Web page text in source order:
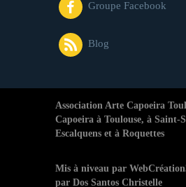
Groupe Facebook
Blog
Association Arte Capoeira
Capoeira à Toulouse, à Saint-
Escalquens et à Roquettes
Mis à niveau par
par Dos Santos Christelle